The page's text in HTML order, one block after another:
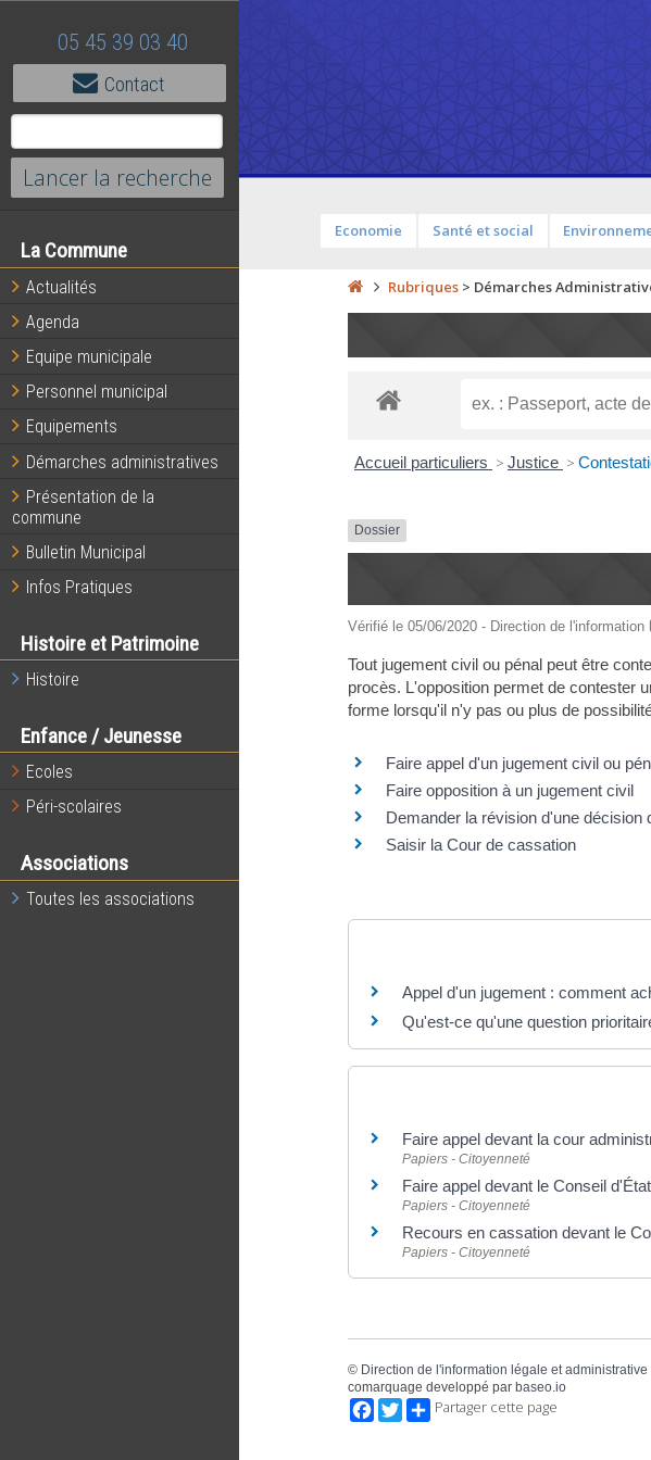
05 45 39 03 40
Contact
La Commune
Actualités
Agenda
Equipe municipale
Personnel municipal
Equipements
Démarches administratives
Présentation de la
commune
Bulletin Municipal
Infos Pratiques
Histoire et Patrimoine
Histoire
Enfance / Jeunesse
Ecoles
Péri-scolaires
Associations
Toutes les associations
Economie Santé et social
Rubriques> Démarches
Accueil particuliers > Justice >
Dossier
Vérifié le 05/06/2020 - Direction de
Tout jugement civil ou pénal peut être
procès. L'opposition permet de contester
forme lorsqu'il n'y pas ou plus de
Faire appel d'un jugement civil ou
Faire opposition à un jugement civil
Demander la révision d'une décision
Saisir la Cour de cassation
Appel d'un jugement : comment
Qu'est-ce qu'une question
Faire appel devant la cour
Papiers - Citoyenneté
Faire appel devant le Conseil d'État
Papiers - Citoyenneté
Recours en cassation devant le
Papiers - Citoyenneté
© Direction de l'information légale et administrative
comarquage developpé par baseo.io
Facebook
TwitterPartager cette page